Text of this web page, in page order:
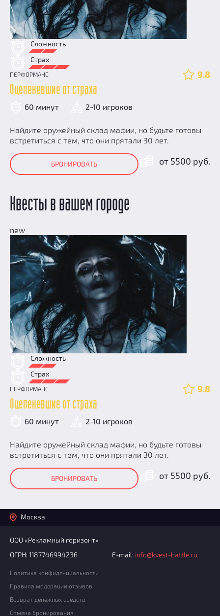
Сложность
Страх
ПЕРФОРМАНС 9.8
Оцепеневшие от страха
60 минут 2-10 игроков
Найдите оружейный склад мафии, но будьте готовы
встретиться с тем, что они прятали 30 лет.
от 5500 руб.
БРОНИРОВАТЬ
Квесты в вашем городе
new
Сложность
Страх
ПЕРФОРМАНС 9.8
Оцепеневшие от страха
60 минут 2-10 игроков
Найдите оружейный склад мафии, но будьте готовы
встретиться с тем, что они прятали 30 лет.
от 5500 руб.
БРОНИРОВАТЬ
Москва
ООО «Рекламный горизонт»
ОГРН: 1187746994236
E-mail: info@kvest-battle.ru
Политика конфиденциальности
Правила модерации отзывов
Возврат денежных средств
Отмена бронирования